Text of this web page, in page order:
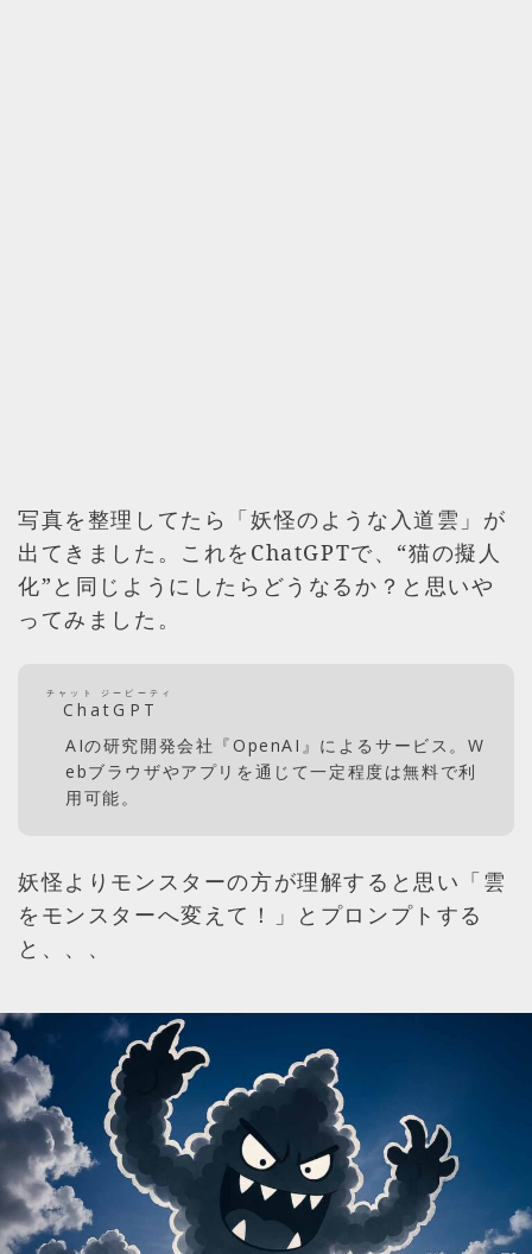
写真を整理してたら「妖怪のような入道雲」が
出てきました。これをChatGPTで、“猫の擬人
化”と同じようにしたらどうなるか？と思いや
ってみました。
ChatGPT
チャット ジーピーティ
AIの研究開発会社『OpenAI』によるサービス。W
ebブラウザやアプリを通じて一定程度は無料で利
用可能。
妖怪よりモンスターの方が理解すると思い「雲
をモンスターへ変えて！」とプロンプトする
と、、、